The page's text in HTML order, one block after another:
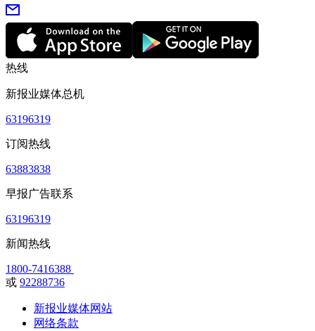
热线
新报业媒体总机
63196319
订阅热线
63883838
早报广告联系
63196319
新闻热线
1800-7416388
或 92288736
新报业媒体网站
网络条款